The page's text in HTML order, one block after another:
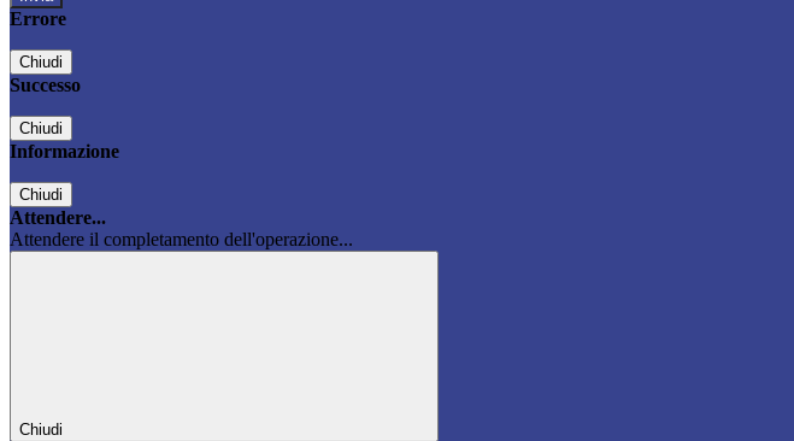
Errore
Chiudi
Successo
Chiudi
Informazione
Chiudi
Attendere...
Attendere il completamento dell'operazione...
Chiudi